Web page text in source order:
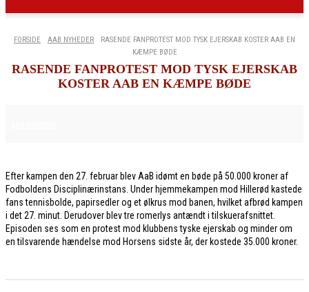
FORSIDE AAB NYHEDER
RASENDE FANPROTEST MOD TYSK EJERSKAB KOSTER AAB EN
KÆMPE BØDE
RASENDE FANPROTEST MOD TYSK EJERSKAB
KOSTER AAB EN KÆMPE BØDE
Efter kampen den 27. februar blev AaB idømt en bøde på 50.000 kroner af
Fodboldens Disciplinærinstans. Under hjemmekampen mod Hillerød kastede
fans tennisbolde, papirsedler og et ølkrus mod banen, hvilket afbrød kampen
i det 27. minut. Derudover blev tre romerlys antændt i tilskuerafsnittet.
Episoden ses som en protest mod klubbens tyske ejerskab og minder om
en tilsvarende hændelse mod Horsens sidste år, der kostede 35.000 kroner.